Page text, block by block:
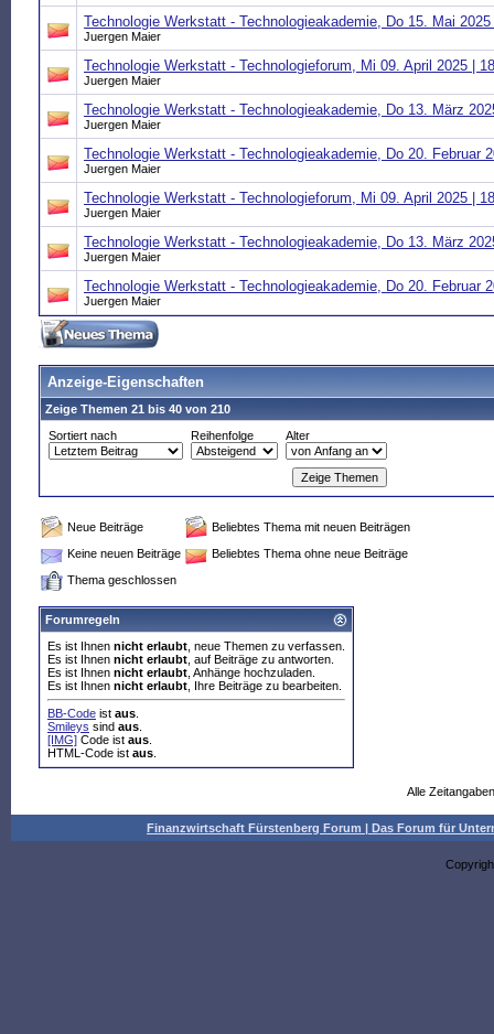
Technologie Werkstatt - Technologieakademie, Do 15. Mai 2025
Juergen Maier
Technologie Werkstatt - Technologieforum, Mi 09. April 2025 |
Juergen Maier
Technologie Werkstatt - Technologieakademie, Do 13. März
Juergen Maier
Technologie Werkstatt - Technologieakademie, Do 20. Februar
Juergen Maier
Technologie Werkstatt - Technologieforum, Mi 09. April 2025 |
Juergen Maier
Technologie Werkstatt - Technologieakademie, Do 13. März
Juergen Maier
Technologie Werkstatt - Technologieakademie, Do 20. Februar
Juergen Maier
Anzeige-Eigenschaften
Zeige Themen 21 bis 40 von 210
Sortiert nach
Reihenfolge Alter
Neue Beiträge
Beliebtes Thema mit neuen Beiträgen
Keine neuen Beiträge
Beliebtes Thema ohne neue Beiträge
Thema geschlossen
Forumregeln
Es ist Ihnen nicht erlaubt , neue Themen zu verfassen.
Es ist Ihnen nicht erlaubt , auf Beiträge zu antworten.
Es ist Ihnen nicht erlaubt , Anhänge hochzuladen.
Es ist Ihnen nicht erlaubt , Ihre Beiträge zu bearbeiten.
BB-Code ist aus
Smileys sind aus
[IMG] Code ist aus
HTML-Code ist aus
Alle
Finanzwirtschaft Fürstenberg Forum | Das Forum für